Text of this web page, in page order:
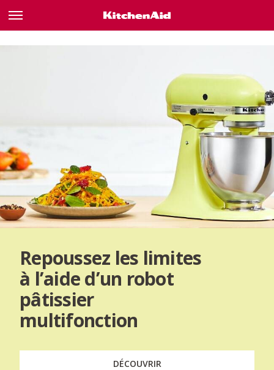
Repoussez les limites
à l’aide d’un robot
pâtissier
multifonction
DÉCOUVRIR